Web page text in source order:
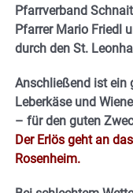
Pfarrverband
Pfarrer Mario Friedl
durch den St.
Anschließend ist ein
Leberkäse und
– für den guten
Der Erlös geht an
Rosenheim.